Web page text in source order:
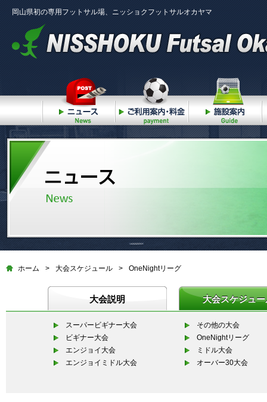
岡山県初の専用フットサル場、ニッショクフットサルオカヤマ
ニュース ご利用案内・料金
ホーム > 大会スケジュール > OneNightリーグ
大会説明 大会スケジュー
スーパービギナー大会
ビギナー大会
エンジョイ大会
エンジョイミドル大会
その他の大会
OneNightリーグ
ミドル大会
オーバー30大会